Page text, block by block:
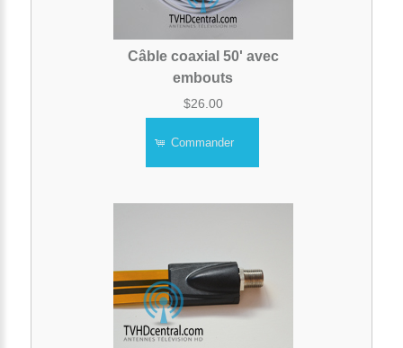
Câble coaxial 50' avec
embouts
$26.00
Commander